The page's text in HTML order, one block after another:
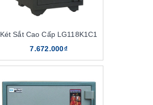
Két Sắt Cao Cấp LG118K1C1
7.672.000₫